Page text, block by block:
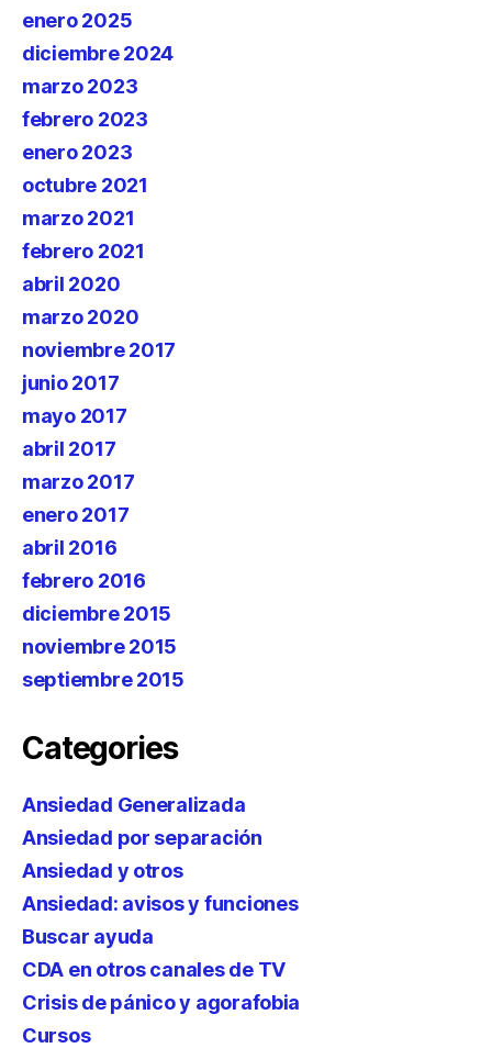
enero 2025
diciembre 2024
marzo 2023
febrero 2023
enero 2023
octubre 2021
marzo 2021
febrero 2021
abril 2020
marzo 2020
noviembre 2017
junio 2017
mayo 2017
abril 2017
marzo 2017
enero 2017
abril 2016
febrero 2016
diciembre 2015
noviembre 2015
septiembre 2015
Categories
Ansiedad Generalizada
Ansiedad por separación
Ansiedad y otros
Ansiedad: avisos y funciones
Buscar ayuda
CDA en otros canales de TV
Crisis de pánico y agorafobia
Cursos